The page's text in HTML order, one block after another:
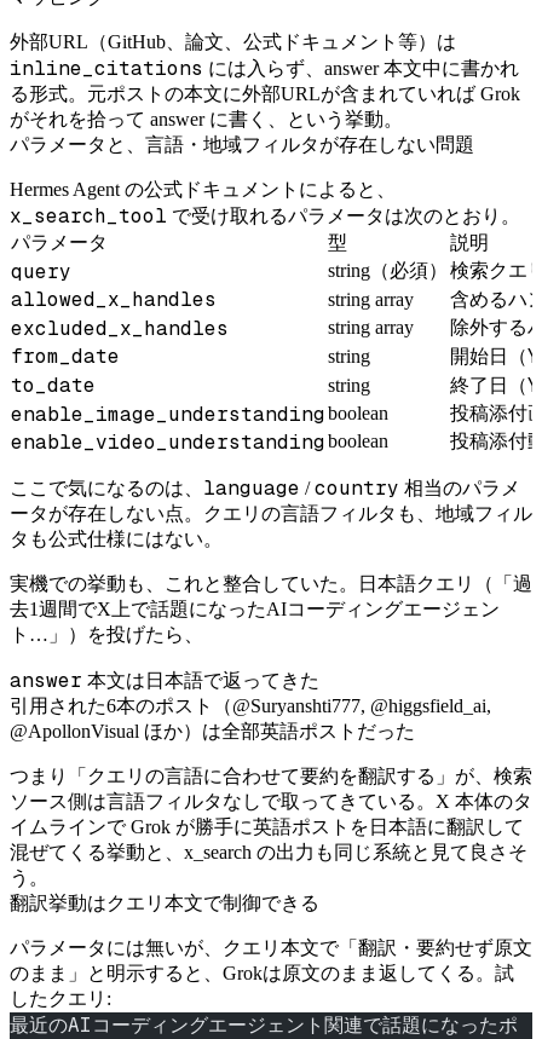
外部URL（GitHub、論文、公式ドキュメント等）は
inline_citations には入らず、answer 本文中に書かれ
る形式。元ポストの本文に外部URLが含まれていれば Grok
がそれを拾って answer に書く、という挙動。
パラメータと、言語・地域フィルタが存在しない問題
Hermes Agent の公式ドキュメントによると、
x_search_tool で受け取れるパラメータは次のとおり。
パラメータ
型 説明
query string（必須） 検索クエ
allowed_x_handles string array 含めるハ
excluded_x_handles string array 除外する
from_date string 開始日（
to_date
string 終了日（
enable_image_understandingboolean 投稿添付
enable_video_understandingboolean 投稿添付
ここで気になるのは、 language /country 相当のパラメ
ータが存在しない点。クエリの言語フィルタも、地域フィル
タも公式仕様にはない。
実機での挙動も、これと整合していた。日本語クエリ（「過
去1週間でX上で話題になったAIコーディングエージェン
ト…」）を投げたら、
answer 本文は日本語で返ってきた
引用された6本のポスト（@Suryanshti777, @higgsfield_ai,
@ApollonVisual ほか）は全部英語ポストだった
つまり「クエリの言語に合わせて要約を翻訳する」が、検索
ソース側は言語フィルタなしで取ってきている。X 本体のタ
イムラインで Grok が勝手に英語ポストを日本語に翻訳して
混ぜてくる挙動と、x_search の出力も同じ系統と見て良さそ
う。
翻訳挙動はクエリ本文で制御できる
パラメータには無いが、クエリ本文で「翻訳・要約せず原文
のまま」と明示すると、Grokは原文のまま返してくる。試
したクエリ:
最近のAIコーディングエージェント関連で話題になったポ